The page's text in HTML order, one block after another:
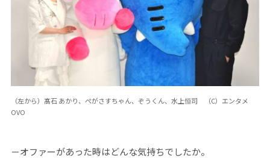
（左から）髙石 あかり、ぺがさすちゃん、ぞうくん、水上恒司 （C）エンタメ
OVO
－オファーがあった時はどんな気持ちでしたか。